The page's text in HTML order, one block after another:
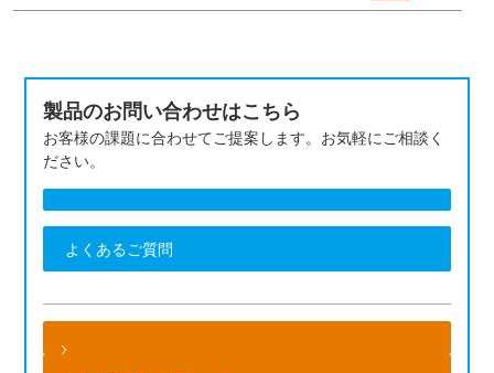
製品のお問い合わせはこちら
お客様の課題に合わせてご提案します。お気軽にご相談く
ださい。
よくあるご質問